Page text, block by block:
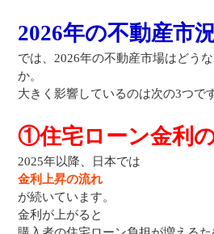
2026年の不動産市
では、2026年の不動産市場はどう
か。
大きく影響しているのは次の3つで
①住宅ローン金利
2025年以降、日本では
金利上昇の流れ
が続いています。
金利が上がると